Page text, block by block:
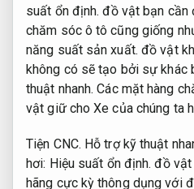
suất ổn định. đồ vật bạn cần
chăm sóc ô tô cũng giống
năng suất sản xuất. đồ vật
không có sẽ tạo bởi sự khác
thuật nhanh. Các mặt hàng
vật giữ cho Xe của chúng ta
Tiện CNC. Hỗ trợ kỹ thuật
hơi: Hiệu suất ổn định. đồ vật
hãng cực kỳ thông dụng với